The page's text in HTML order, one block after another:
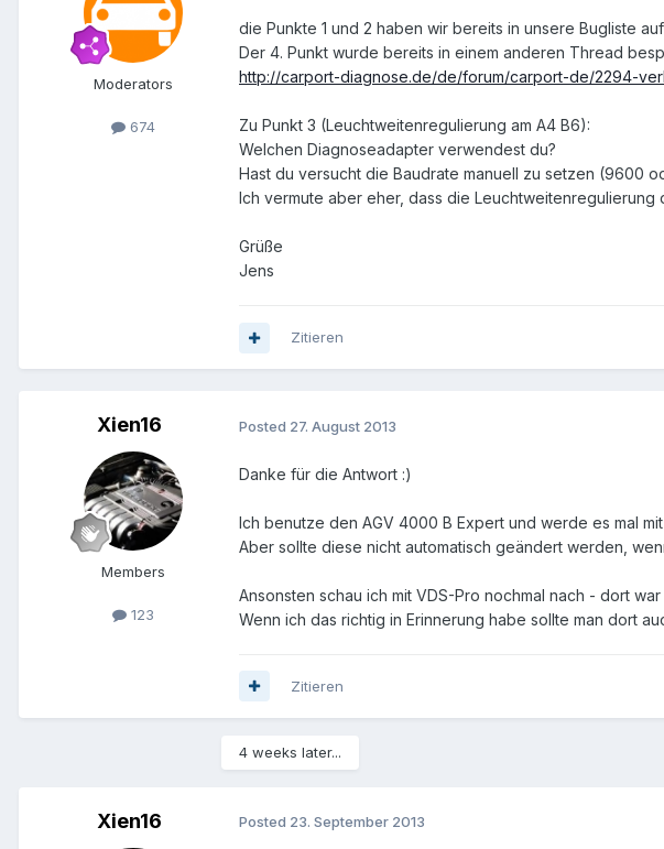
Moderators
674
die Punkte 1 und 2 haben wir bereits in unsere Bugliste
Der 4. Punkt wurde bereits in einem anderen Thread
http://carport-diagnose.de/de/forum/carport-de/2294-
Zu Punkt 3 (Leuchtweitenregulierung am A4 B6):
Welchen Diagnoseadapter verwendest du?
Hast du versucht die Baudrate manuell zu setzen (9600
Ich vermute aber eher, dass die Leuchtweitenregulierung
Grüße
Jens
Zitieren
Xien16
Members
123
Posted 27. August 2013
Danke für die Antwort :)
Ich benutze den AGV 4000 B Expert und werde es mal
Aber sollte diese nicht automatisch geändert werden,
Ansonsten schau ich mit VDS-Pro nochmal nach - dort
Wenn ich das richtig in Erinnerung habe sollte man dort
Zitieren
4 weeks later...
Xien16 Posted 23. September 2013